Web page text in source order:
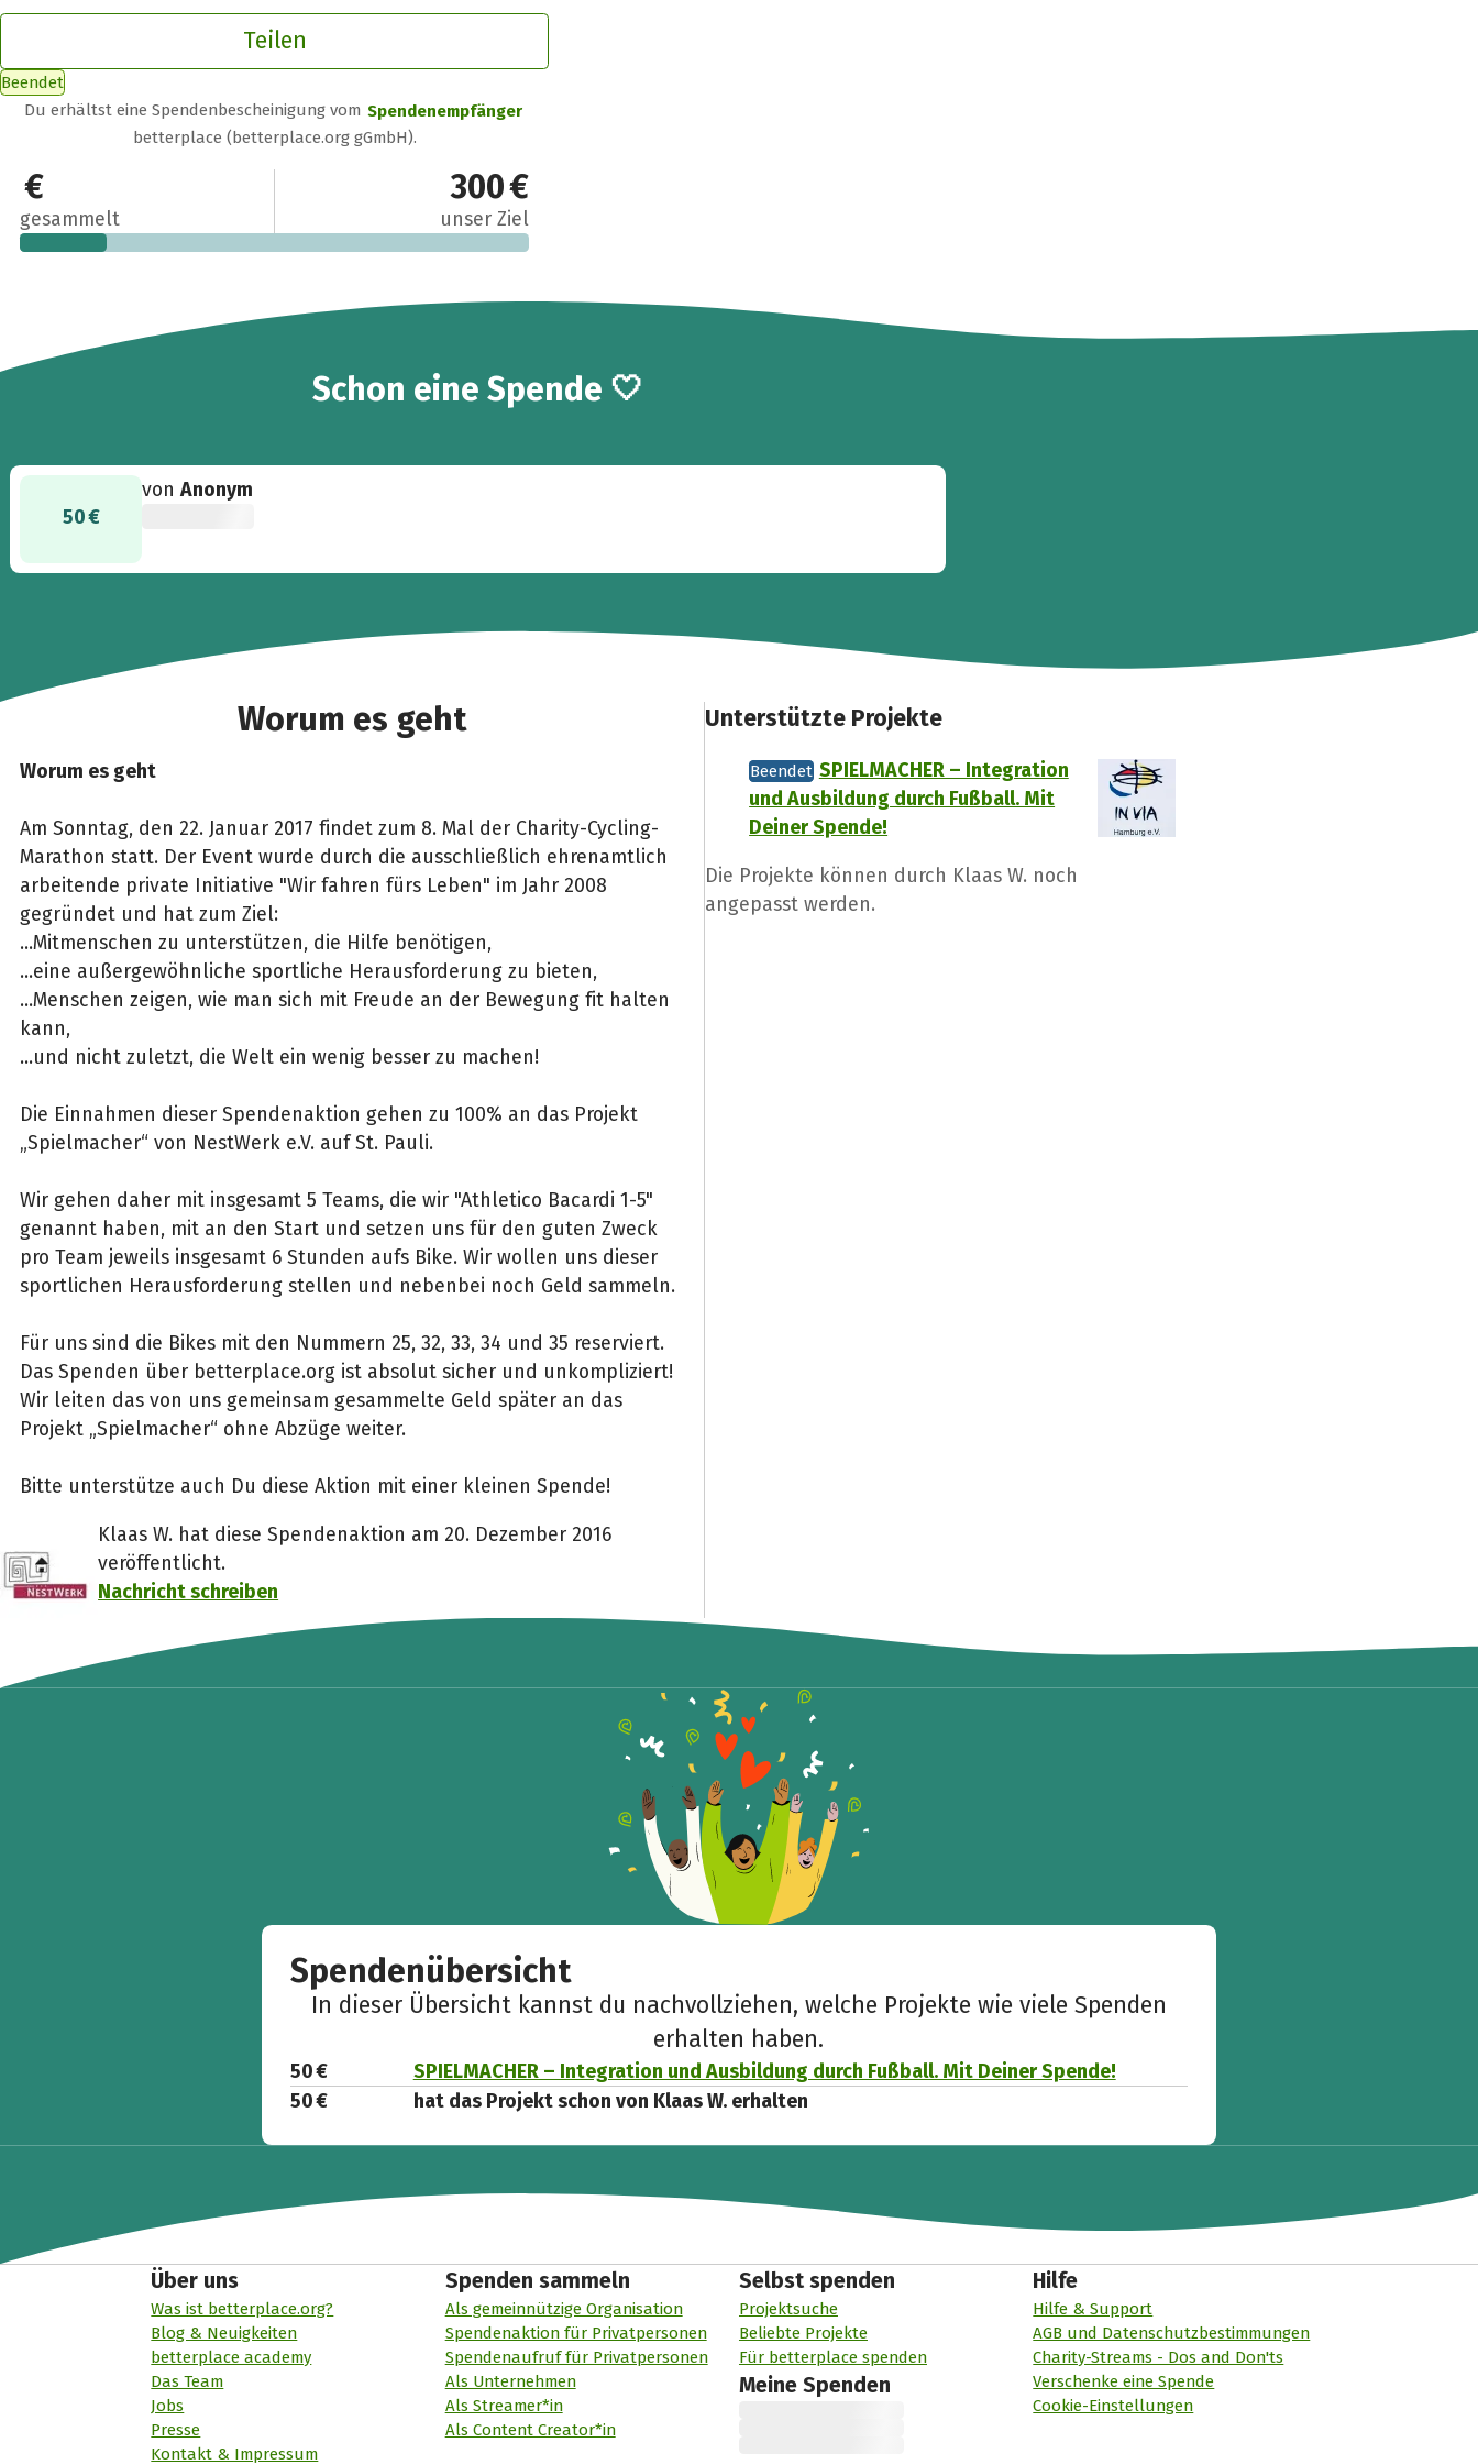
Teilen
Beendet
Du erhältst eine Spendenbescheinigung vom Spendenempfänger
betterplace (betterplace.org gGmbH).
50 €
gesammelt
300 €
unser Ziel
Schon eine Spende 🤍
50 €
vonAnonym
Worum es geht
Worum es geht
Am Sonntag, den 22. Januar 2017 findet zum 8. Mal der Charity-Cycling-
Marathon statt. Der Event wurde durch die ausschließlich ehrenamtlich
arbeitende private Initiative "Wir fahren fürs Leben" im Jahr 2008
gegründet und hat zum Ziel:
...Mitmenschen zu unterstützen, die Hilfe benötigen,
...eine außergewöhnliche sportliche Herausforderung zu bieten,
...Menschen zeigen, wie man sich mit Freude an der Bewegung fit halten
kann,
...und nicht zuletzt, die Welt ein wenig besser zu machen!
Die Einnahmen dieser Spendenaktion gehen zu 100% an das Projekt
„Spielmacher“ von NestWerk e.V. auf St. Pauli.
Wir gehen daher mit insgesamt 5 Teams, die wir "Athletico Bacardi 1-5"
genannt haben, mit an den Start und setzen uns für den guten Zweck
pro Team jeweils insgesamt 6 Stunden aufs Bike. Wir wollen uns dieser
sportlichen Herausforderung stellen und nebenbei noch Geld sammeln.
Für uns sind die Bikes mit den Nummern 25, 32, 33, 34 und 35 reserviert.
Das Spenden über betterplace.org ist absolut sicher und unkompliziert!
Wir leiten das von uns gemeinsam gesammelte Geld später an das
Projekt „Spielmacher“ ohne Abzüge weiter.
Bitte unterstütze auch Du diese Aktion mit einer kleinen Spende!
Klaas W. hat diese Spendenaktion am 20. Dezember 2016
veröffentlicht.
Nachricht schreiben
Unterstützte Projekte
Beendet SPIELMACHER – Integration
und Ausbildung durch Fußball. Mit
Deiner Spende!
Die Projekte können durch Klaas W. noch
angepasst werden.
Spendenübersicht
In dieser Übersicht kannst du nachvollziehen, welche Projekte wie viele Spenden
erhalten haben.
50 €
SPIELMACHER – Integration und Ausbildung durch Fußball. Mit Deiner Spende!
50 €
hat das Projekt schon von Klaas W. erhalten
WhatsApp Messenger
Über uns
Was ist betterplace.org?
Blog & Neuigkeiten
betterplace academy
Das Team
Jobs
Presse
Kontakt & Impressum
Spenden sammeln
Als gemeinnützige Organisation
Spendenaktion für Privatpersonen
Spendenaufruf für Privatpersonen
Als Unternehmen
Als Streamer*in
Als Content Creator*in
Selbst spenden
Projektsuche
Beliebte Projekte
Für betterplace spenden
Meine Spenden
Hilfe
Hilfe & Support
AGB und Datenschutzbestimmungen
Charity-Streams - Dos and Don'ts
Verschenke eine Spende
Cookie-Einstellungen